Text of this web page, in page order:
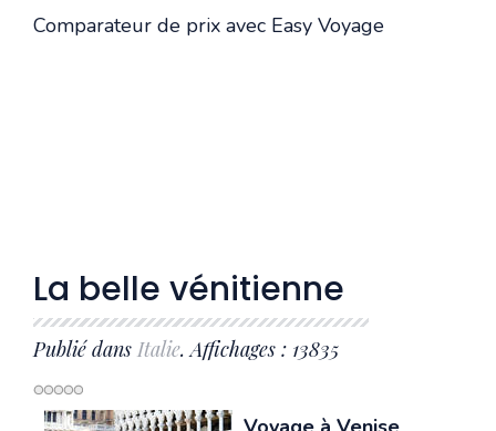
Comparateur de prix avec Easy Voyage
La belle vénitienne
Publié dans Italie. Affichages : 13835